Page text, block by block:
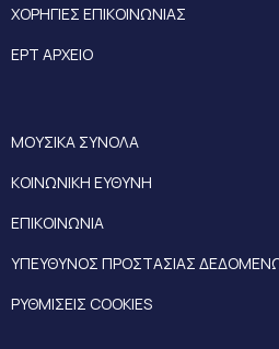
ΧΟΡΗΓΙΕΣ ΕΠΙΚΟΙΝΩΝΙΑΣ
ΕΡΤ ΑΡΧΕΙΟ
ΜΟΥΣΙΚΑ ΣΥΝΟΛΑ
ΚΟΙΝΩΝΙΚΗ ΕΥΘΥΝΗ
ΕΠΙΚΟΙΝΩΝΙΑ
ΥΠΕΥΘΥΝΟΣ ΠΡΟΣΤΑΣΙΑΣ
ΡΥΘΜΙΣΕΙΣ COOKIES